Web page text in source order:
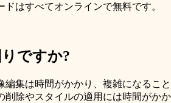
はすべてオンラインで無料です。
ですか?
編集は時間がかかり、複雑になること
削除やスタイルの適用には時間がかか